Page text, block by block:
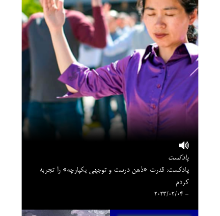
پادکست
پادکست: قدرت «ذهن درست و توجهی یکپارچه» را تجربه
کردم
- 2023/02/04